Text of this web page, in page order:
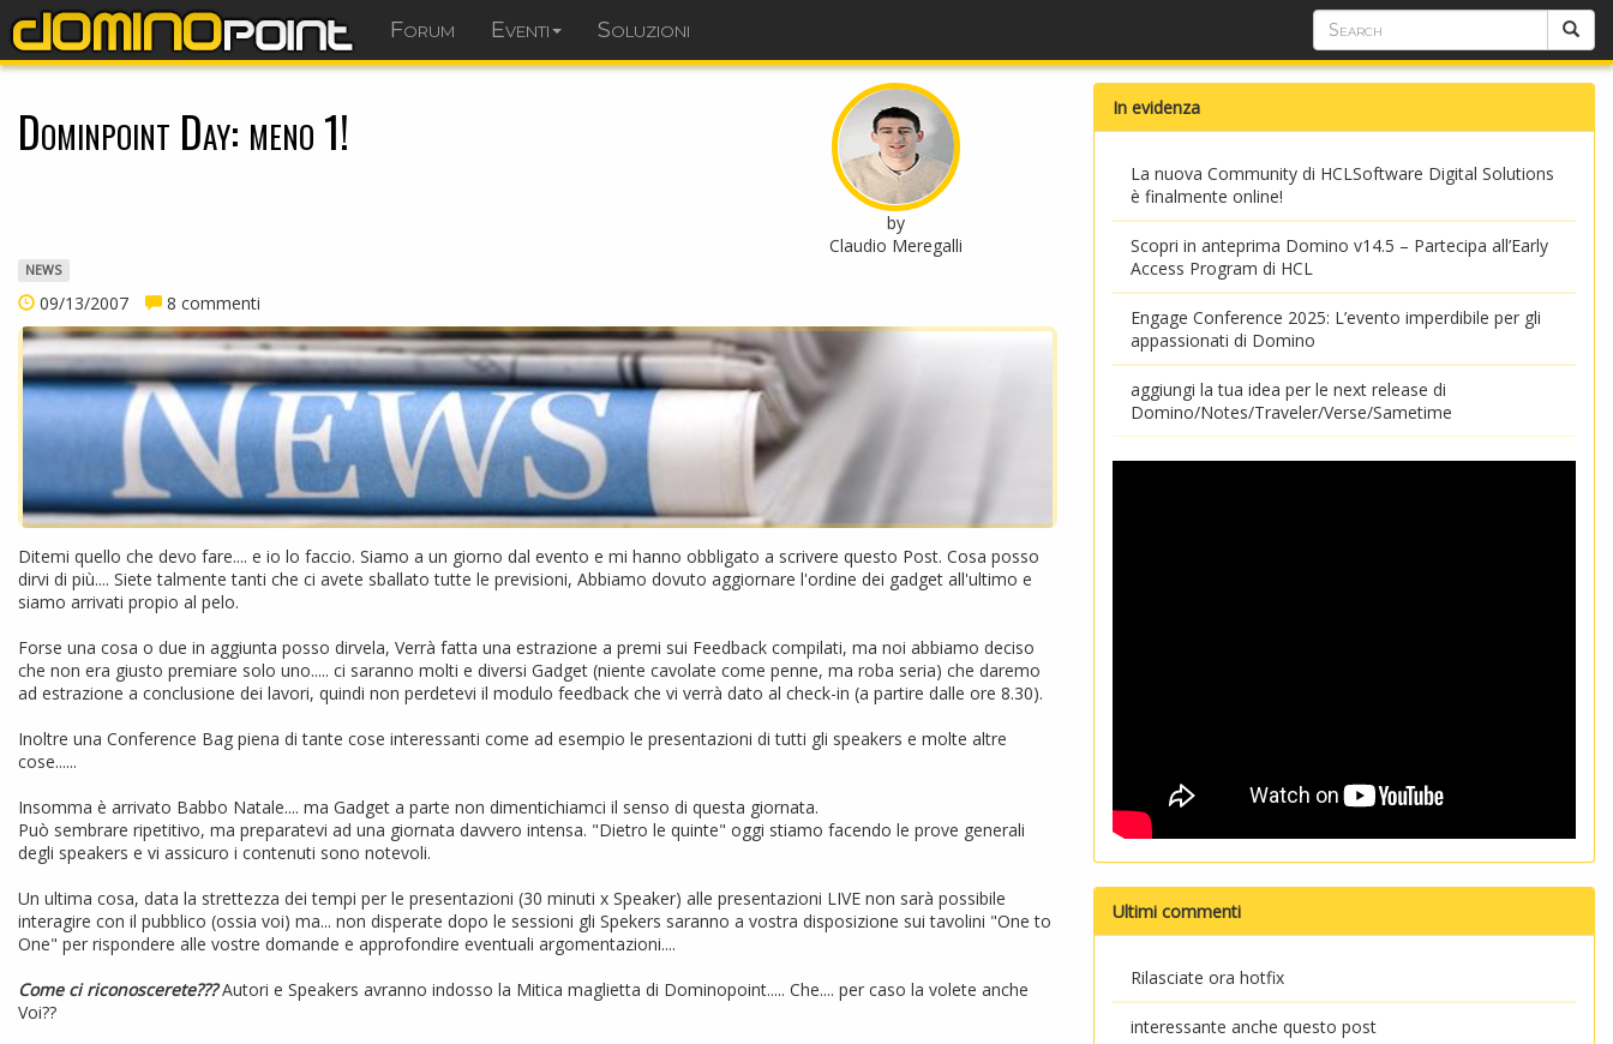
Forum Eventi Soluzioni
Dominpoint Day: meno 1!
by
Claudio Meregalli
NEWS
09/13/2007 8 commenti
Ditemi quello che devo fare.... e io lo faccio. Siamo a un giorno dal evento e mi hanno obbligato a scrivere questo Post. Cosa posso
dirvi di più.... Siete talmente tanti che ci avete sballato tutte le previsioni, Abbiamo dovuto aggiornare l'ordine dei gadget all'ultimo e
siamo arrivati propio al pelo.
Forse una cosa o due in aggiunta posso dirvela, Verrà fatta una estrazione a premi sui Feedback compilati, ma noi abbiamo deciso
che non era giusto premiare solo uno..... ci saranno molti e diversi Gadget (niente cavolate come penne, ma roba seria) che daremo
ad estrazione a conclusione dei lavori, quindi non perdetevi il modulo feedback che vi verrà dato al check-in (a partire dalle ore 8.30).
Inoltre una Conference Bag piena di tante cose interessanti come ad esempio le presentazioni di tutti gli speakers e molte altre
cose......
Insomma è arrivato Babbo Natale.... ma Gadget a parte non dimentichiamci il senso di questa giornata.
Può sembrare ripetitivo, ma preparatevi ad una giornata davvero intensa. "Dietro le quinte" oggi stiamo facendo le prove generali
degli speakers e vi assicuro i contenuti sono notevoli.
Un ultima cosa, data la strettezza dei tempi per le presentazioni (30 minuti x Speaker) alle presentazioni LIVE non sarà possibile
interagire con il pubblico (ossia voi) ma... non disperate dopo le sessioni gli Spekers saranno a vostra disposizione sui tavolini "One to
One" per rispondere alle vostre domande e approfondire eventuali argomentazioni....
Come ci riconoscerete???Autori e Speakers avranno indosso la Mitica maglietta di Dominopoint..... Che.... per caso la volete anche
Voi??
In evidenza
La nuova Community di HCLSoftware Digital Solutions
è finalmente online!
Scopri in anteprima Domino v14.5 – Partecipa all’Early
Access Program di HCL
Engage Conference 2025: L’evento imperdibile per gli
appassionati di Domino
aggiungi la tua idea per le next release di
Domino/Notes/Traveler/Verse/Sametime
Ultimi commenti
Rilasciate ora hotfix
interessante anche questo post